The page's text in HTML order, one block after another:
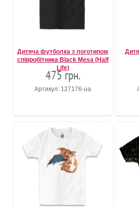
Дитяча футболка з логотипом
співробітника Black Mesa (Half
Life)
475 грн.
Артикул: 127176-ua